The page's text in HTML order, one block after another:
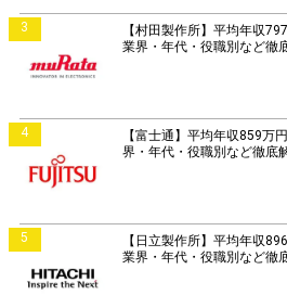
3
【村田製作所】平均年収
業界・年代・役職別など徹
4
【富士通】平均年収859万
界・年代・役職別など徹底
5
【日立製作所】平均年収
業界・年代・役職別など徹